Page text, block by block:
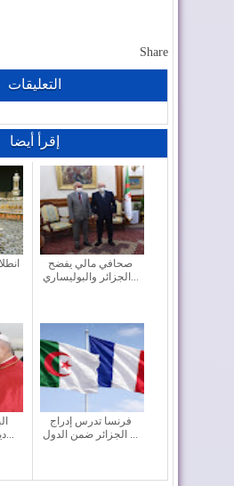
Share
التعليقات
إقرأ أيضا
صحافي مالي يفضح
الجزائر والبوليساري...
ديمقراطيا" للجزائ...
فرنسا تدرس إدراج
الجزائر ضمن الدول ...